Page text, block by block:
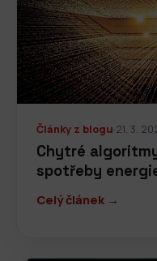
Články z blogu·21. 3.
Chytré
spotřeby
Celý článek →